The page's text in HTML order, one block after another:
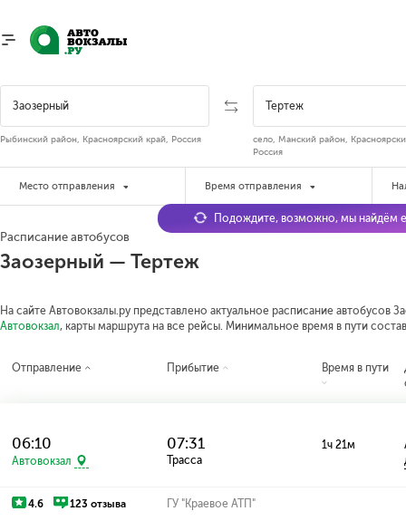
Рыбинский район, Красноярский край, Россия
село, Манский район,
Россия
Место отправления Время отправления
Расписание автобусов
Заозерный — Тертеж
На сайте Автовокзалы.ру представлено актуальное расписание автобусов
Автовокзал, карты маршрута на все рейсы. Минимальное время в пути
Подождите, возможно, мы найдём
Отправление Прибытие Время в пути
06:10
Автовокзал
07:31
Трасса
1ч 21м
4.6 123 отзыва ГУ "Краевое АТП"